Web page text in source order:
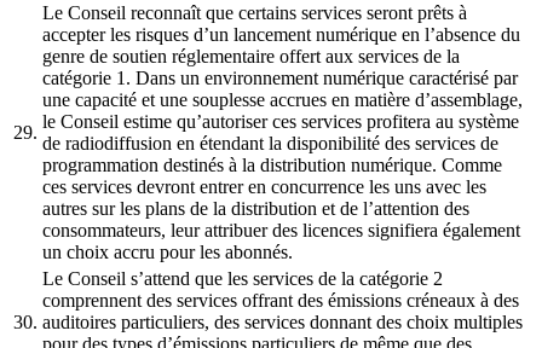
29.
Le Conseil reconnaît que certains services seront prêts à
accepter les risques d’un lancement numérique en l’absence du
genre de soutien réglementaire offert aux services de la
catégorie 1. Dans un environnement numérique caractérisé par
une capacité et une souplesse accrues en matière d’assemblage,
le Conseil estime qu’autoriser ces services profitera au système
de radiodiffusion en étendant la disponibilité des services de
programmation destinés à la distribution numérique. Comme
ces services devront entrer en concurrence les uns avec les
autres sur les plans de la distribution et de l’attention des
consommateurs, leur attribuer des licences signifiera également
un choix accru pour les abonnés.
30.
Le Conseil s’attend que les services de la catégorie 2
comprennent des services offrant des émissions créneaux à des
auditoires particuliers, des services donnant des choix multiples
pour des types d’émissions particuliers de même que des